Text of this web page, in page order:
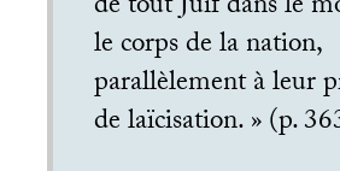
le corps de la nation,
parallèlement à leur
de laïcisation.» (p.